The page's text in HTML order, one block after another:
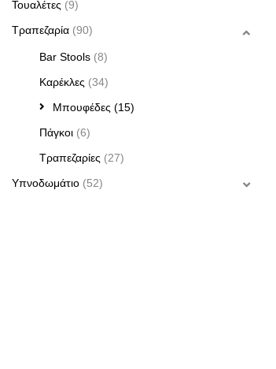
Τουαλέτες (9)
Τραπεζαρία (90)
Bar Stools (8)
Καρέκλες (34)
Μπουφέδες (15)
Πάγκοι (6)
Τραπεζαρίες (27)
Υπνο­δωμάτιο (52)